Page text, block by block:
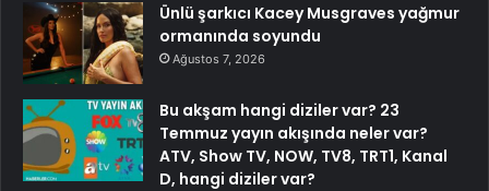
Ünlü şarkıcı Kacey Musgraves yağmur
ormanında soyundu
Ağustos 7, 2026
Bu akşam hangi diziler var? 23
Temmuz yayın akışında neler var?
ATV, Show TV, NOW, TV8, TRT1, Kanal
D, hangi diziler var?